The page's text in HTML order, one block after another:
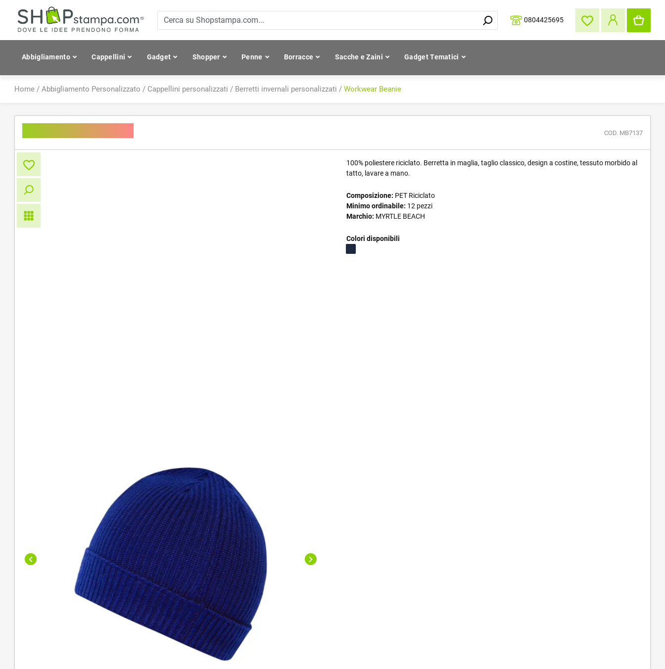
0804425695
Abbigliamento Cappellini Gadget Shopper Penne Borracce Sacche e Zaini Gadget Tematici
Home / Abbigliamento Personalizzato / Cappellini personalizzati / Berretti invernali personalizzati / Workwear Beanie
COD. MB7137
100% poliestere riciclato. Berretta in maglia, taglio classico, design a costine, tessuto morbido al
tatto, lavare a mano.
Composizione: PET Riciclato
Minimo ordinabile: 12 pezzi
Marchio: MYRTLE BEACH
Colori disponibili